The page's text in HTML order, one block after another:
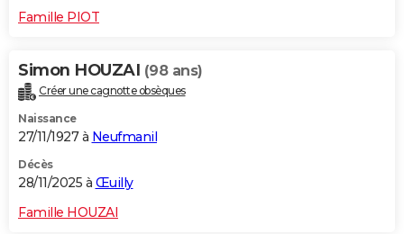
Famille PIOT
Simon HOUZAI (98 ans)
Créer une cagnotte obsèques
Naissance
27/11/1927 à Neufmanil
Décès
28/11/2025 à Œuilly
Famille HOUZAI